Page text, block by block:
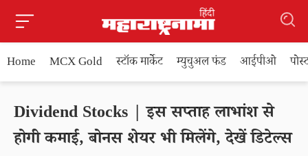
Home MCX Gold स्टॉक मार्केट म्युचुअल फंड आईपीओ
Dividend Stocks | इस सप्ताह लाभांश से
होगी कमाई, बोनस शेयर भी मिलेंगे, देखें डिटेल्स